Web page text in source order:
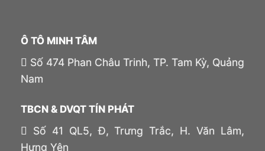
Ô TÔ MINH TÂM
Số 474 Phan Châu Trinh, TP. Tam Kỳ, Quảng
Nam
TBCN & DVQT TÍN PHÁT
Số 41 QL5, Đ, Trưng Trắc, H. Văn Lâm,
Hưng Yên